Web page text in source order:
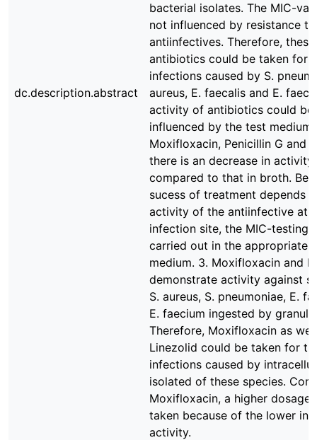
dc.description.abstract
bacterial isolates. The MIC-
not influenced by resistance
antiinfectives. Therefore,
antibiotics could be taken for
infections caused by S.
aureus, E. faecalis and E.
activity of antibiotics could be
influenced by the test medium.
Moxifloxacin, Penicillin G and
there is an decrease in
compared to that in broth.
sucess of treatment depends
activity of the antiinfective at
infection site, the MIC-testing
carried out in the appropriate
medium. 3. Moxifloxacin and
demonstrate activity against
S. aureus, S. pneumoniae, E.
E. faecium ingested by
Therefore, Moxifloxacin as
Linezolid could be taken for
infections caused by
isolated of these species.
Moxifloxacin, a higher dosage
taken because of the lower
activity.